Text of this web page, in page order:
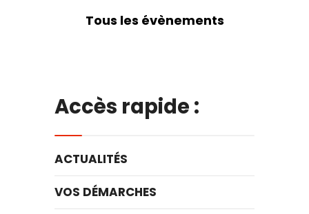
Tous les évènements
Accès rapide :
ACTUALITÉS
VOS DÉMARCHES